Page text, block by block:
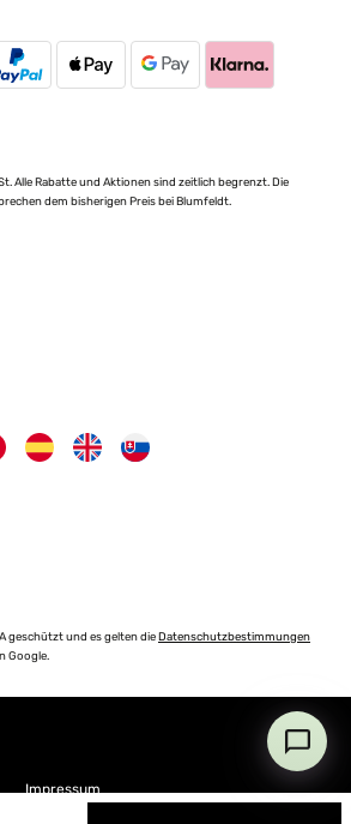
Alle Rabatte und Aktionen sind zeitlich begrenzt. Die
dem bisherigen Preis bei Blumfeldt.
geschützt und es gelten dieDatenschutzbestimmungen
Google.
Impressum